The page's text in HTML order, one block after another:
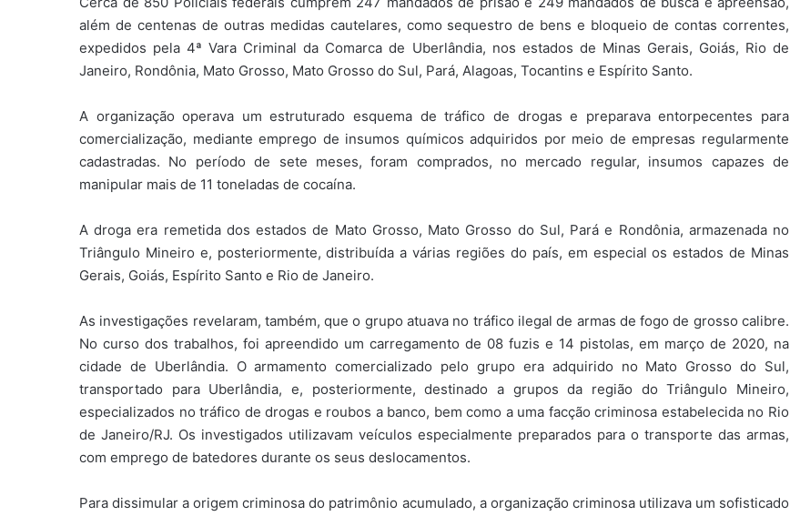
além de centenas de outras medidas cautelares, como sequestro de bens e bloqueio de contas correntes,
expedidos pela 4ª Vara Criminal da Comarca de Uberlândia, nos estados de Minas Gerais, Goiás, Rio de
Janeiro, Rondônia, Mato Grosso, Mato Grosso do Sul, Pará, Alagoas, Tocantins e Espírito Santo.
A organização operava um estruturado esquema de tráfico de drogas e preparava entorpecentes para
comercialização, mediante emprego de insumos químicos adquiridos por meio de empresas regularmente
cadastradas. No período de sete meses, foram comprados, no mercado regular, insumos capazes de
manipular mais de 11 toneladas de cocaína.
A droga era remetida dos estados de Mato Grosso, Mato Grosso do Sul, Pará e Rondônia, armazenada no
Triângulo Mineiro e, posteriormente, distribuída a várias regiões do país, em especial os estados de Minas
Gerais, Goiás, Espírito Santo e Rio de Janeiro.
As investigações revelaram, também, que o grupo atuava no tráfico ilegal de armas de fogo de grosso calibre.
No curso dos trabalhos, foi apreendido um carregamento de 08 fuzis e 14 pistolas, em março de 2020, na
cidade de Uberlândia. O armamento comercializado pelo grupo era adquirido no Mato Grosso do Sul,
transportado para Uberlândia, e, posteriormente, destinado a grupos da região do Triângulo Mineiro,
especializados no tráfico de drogas e roubos a banco, bem como a uma facção criminosa estabelecida no Rio
de Janeiro/RJ. Os investigados utilizavam veículos especialmente preparados para o transporte das armas,
com emprego de batedores durante os seus deslocamentos.
Para dissimular a origem criminosa do patrimônio acumulado, a organização criminosa utilizava um sofisticado